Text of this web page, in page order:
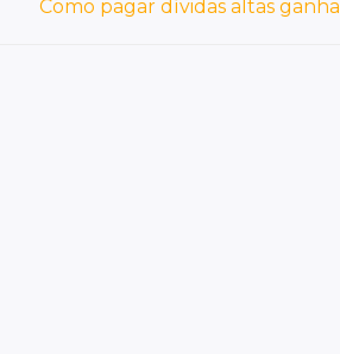
Como pagar dívidas altas